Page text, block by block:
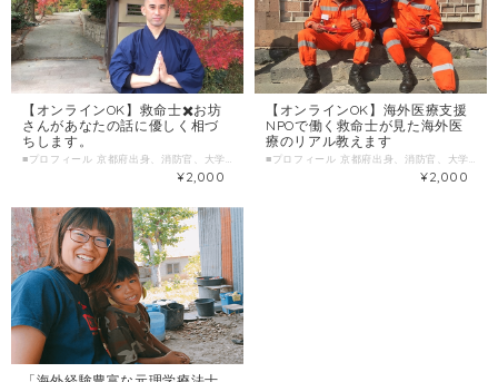
【オンラインOK】救命士✖️お坊
さんがあなたの話に優しく相づ
ちします。
¥2,000
【オンラインOK】海外医療支援
NPOで働く救命士が見た海外医
療のリアル教えます
¥2,000